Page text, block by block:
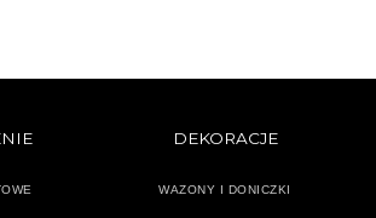
DEKORACJE
WAZONY I DONICZKI